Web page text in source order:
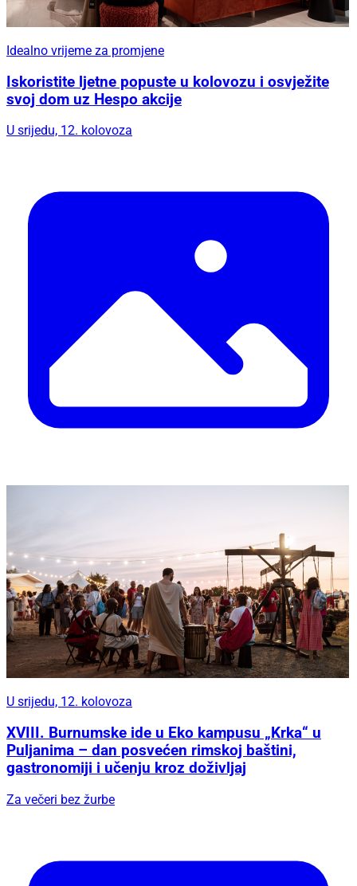
Idealno vrijeme za promjene
Iskoristite ljetne popuste u kolovozu i osvježite
svoj dom uz Hespo akcije
U srijedu, 12. kolovoza
U srijedu, 12. kolovoza
XVIII. Burnumske ide u Eko kampusu „Krka“ u
Puljanima – dan posvećen rimskoj baštini,
gastronomiji i učenju kroz doživljaj
Za večeri bez žurbe